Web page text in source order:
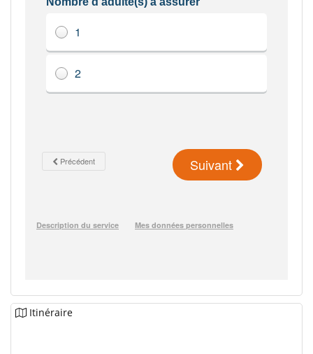
Itinéraire